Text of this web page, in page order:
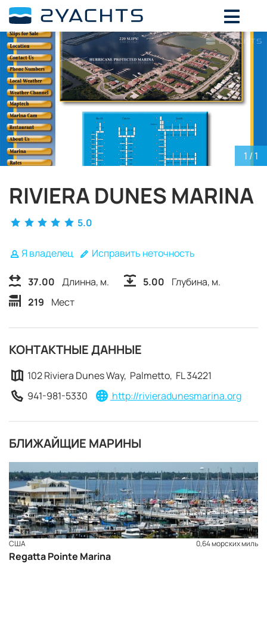
1 / 1
RIVIERA DUNES MARINA
5.0
Я владелец Исправить неточность
37.00 Длинна, м. 5.00
Глубина, м.
219
Мест
КОНТАКТНЫЕ ДАННЫЕ
102 Riviera Dunes Way, Palmetto, FL 34221
941-981-5330
http://rivieradunesmarina.org
БЛИЖАЙЩИЕ МАРИНЫ
США 0,64 морских миль
Regatta Pointe Marina
ВЫБЕРИТЕ ДАТЫ ДЛЯ ОПРЕДЕЛЕНИЯ
СТОИМОСТИ
Август, 2026
ПН ВТ СР ЧТ ПТ СБ ВС
27 28 29 30 31 1
2
3
5 6 7
10
12 13 14
16
17
19 20 21
31
1 2 3 4 5 6
ЗАБРОНИРОВАТЬ